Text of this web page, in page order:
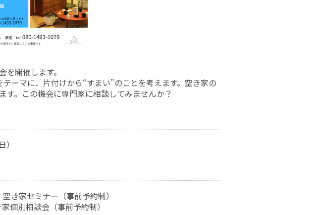
を開催します。
ーマに、片付けから“すまい”のことを考えます。空き家の
す。この機会に専門家に相談してみませんか？
き家セミナー（事前予約制）
個別相談会（事前予約制）